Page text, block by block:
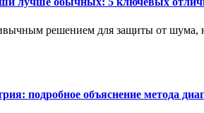
решением для защиты от шума,
подробное объяснение метода